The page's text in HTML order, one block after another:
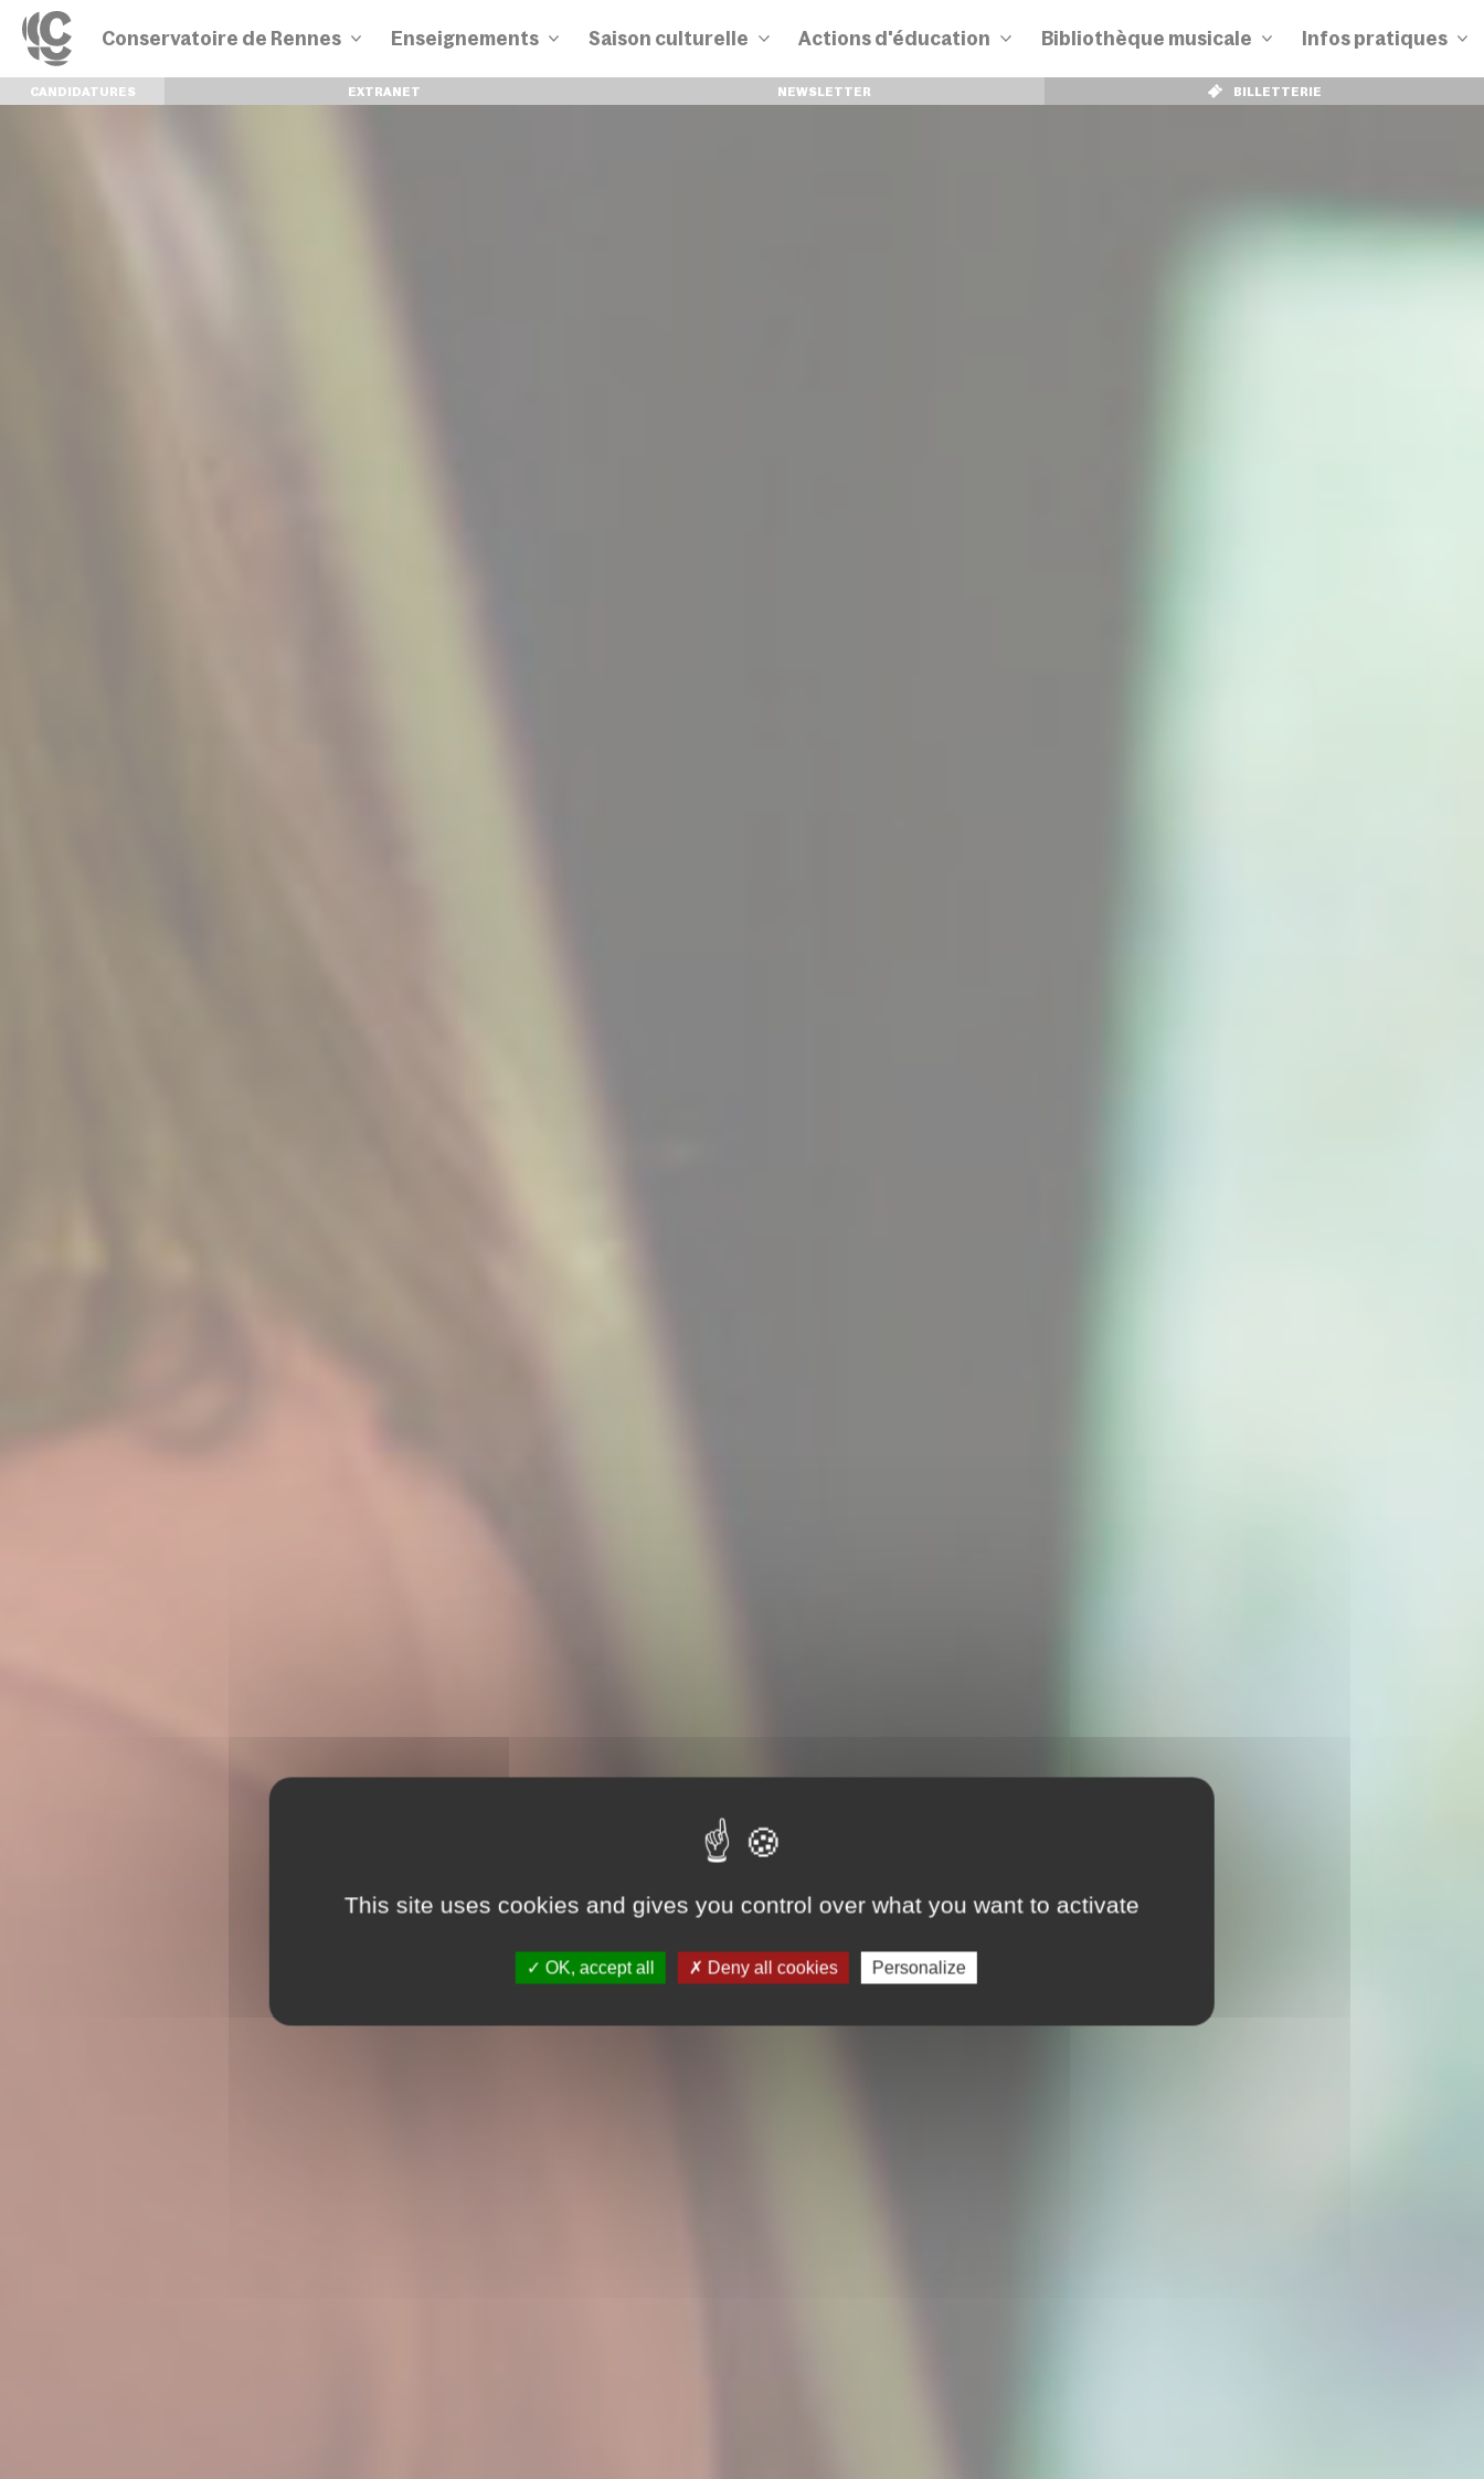
Conservatoire de Rennes Enseignements Saison culturelle Actions d'éducation Bibliothèque musicale Infos pratiques
CANDIDATURES EXTRANET NEWSLETTER BILLETTERIE
This site uses cookies and gives you control over what you want to activate
OK, accept all Deny all cookies Personalize